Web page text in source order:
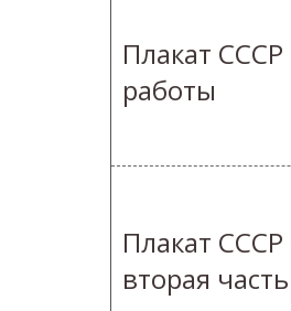
Плакат
работы
Плакат
вторая часть